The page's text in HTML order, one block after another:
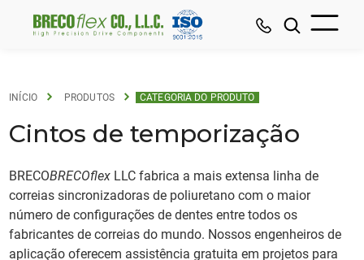
INÍCIO PRODUTOS CATEGORIA DO PRODUTO
Cintos de temporização
BRECOBRECOflex LLC fabrica a mais extensa linha de
correias sincronizadoras de poliuretano com o maior
número de configurações de dentes entre todos os
fabricantes de correias do mundo. Nossos engenheiros de
aplicação oferecem assistência gratuita em projetos para